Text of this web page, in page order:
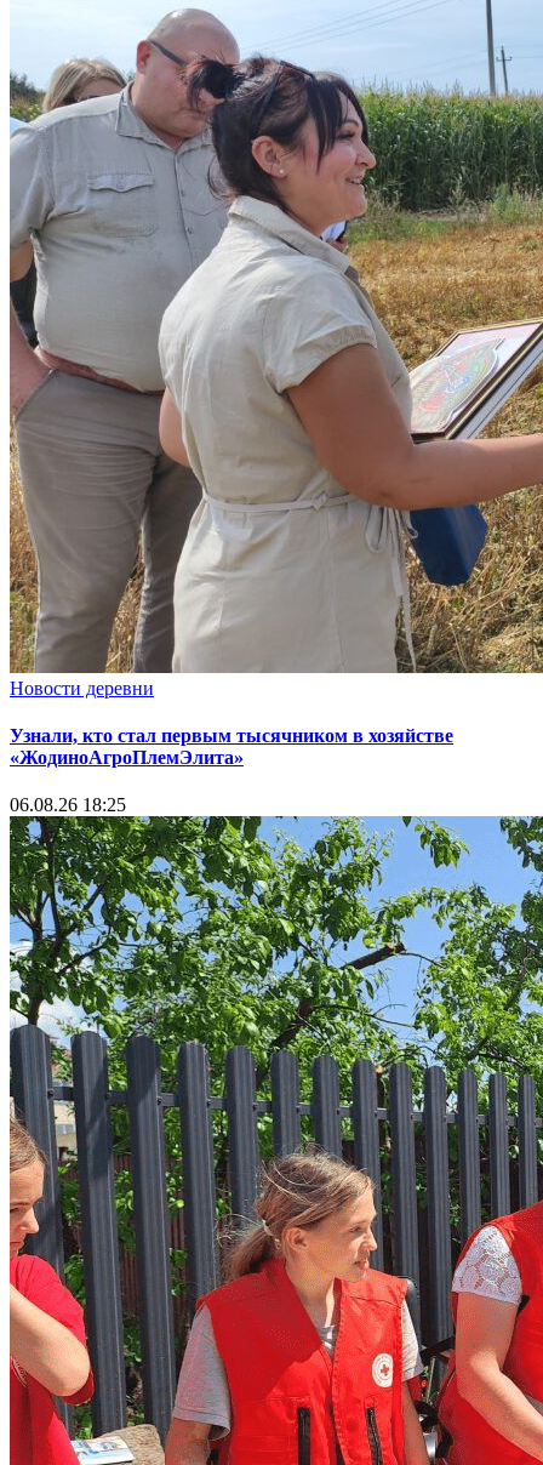
Новости деревни
Узнали, кто стал первым тысячником в хозяйстве
«ЖодиноАгроПлемЭлита»
06.08.26 18:25